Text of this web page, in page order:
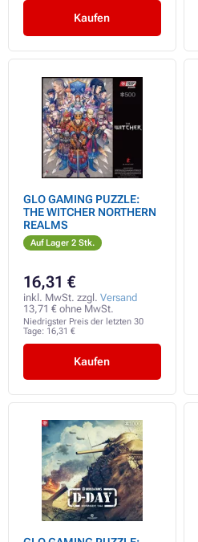
Kaufen
GLO GAMING PUZZLE:
THE WITCHER NORTHERN
REALMS
Auf Lager 2 Stk.
16,31 €
inkl. MwSt. zzgl. Versand
13,71 € ohne MwSt.
Niedrigster Preis der letzten 30
Tage: 16,31 €
Kaufen